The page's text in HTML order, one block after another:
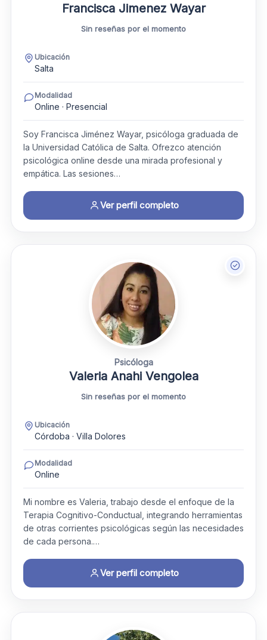
Francisca Jimenez Wayar
Sin reseñas por el momento
Ubicación
Salta
Modalidad
Online · Presencial
Soy Francisca Jiménez Wayar, psicóloga graduada de
la Universidad Católica de Salta. Ofrezco atención
psicológica online desde una mirada profesional y
empática. Las sesiones…
Ver perfil completo
Psicóloga
Valeria Anahi Vengolea
Sin reseñas por el momento
Ubicación
Córdoba · Villa Dolores
Modalidad
Online
Mi nombre es Valeria, trabajo desde el enfoque de la
Terapia Cognitivo-Conductual, integrando herramientas
de otras corrientes psicológicas según las necesidades
de cada persona.…
Ver perfil completo